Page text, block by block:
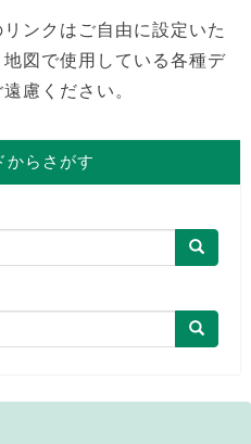
ンクはご自由に設定いた
図で使用している各種デ
慮ください。
からさがす